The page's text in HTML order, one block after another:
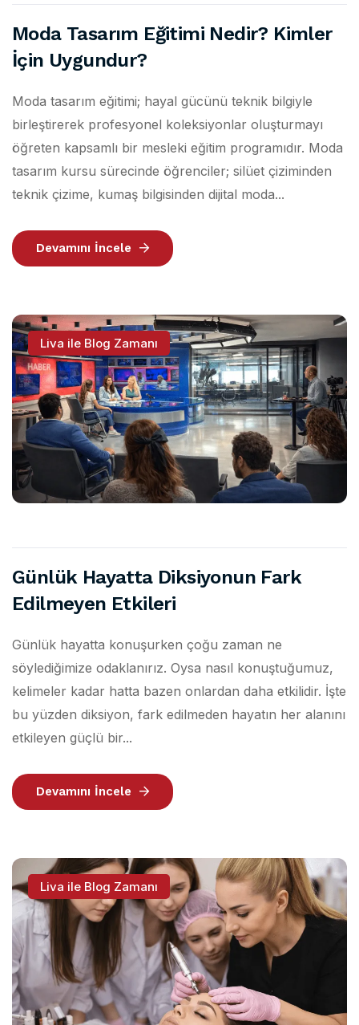
Moda Tasarım Eğitimi Nedir? Kimler
İçin Uygundur?
Moda tasarım eğitimi; hayal gücünü teknik bilgiyle
birleştirerek profesyonel koleksiyonlar oluşturmayı
öğreten kapsamlı bir mesleki eğitim programıdır. Moda
tasarım kursu sürecinde öğrenciler; silüet çiziminden
teknik çizime, kumaş bilgisinden dijital moda...
Devamını İncele
Liva ile Blog Zamanı
Günlük Hayatta Diksiyonun Fark
Edilmeyen Etkileri
Günlük hayatta konuşurken çoğu zaman ne
söylediğimize odaklanırız. Oysa nasıl konuştuğumuz,
kelimeler kadar hatta bazen onlardan daha etkilidir. İşte
bu yüzden diksiyon, fark edilmeden hayatın her alanını
etkileyen güçlü bir...
Devamını İncele
Liva ile Blog Zamanı